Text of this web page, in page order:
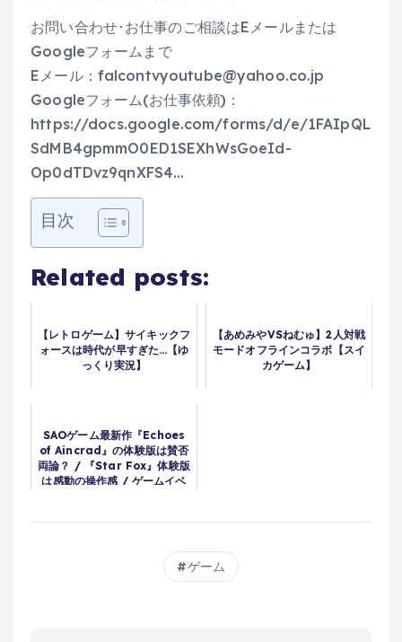
お問い合わせ･お仕事のご相談はEメールまたは
Googleフォームまで
Eメール：falcontvyoutube@yahoo.co.jp
Googleフォーム(お仕事依頼)：
https://docs.google.com/forms/d/e/1FAIpQL
SdMB4gpmmO0ED1SEXhWsGoeId-
Op0dTDvz9qnXFS4…
目次
Related posts:
【レトロゲーム】サイキックフ
ォースは時代が早すぎた…【ゆ
っくり実況】
【あめみやVSねむゅ】2人対戦
モードオフラインコラボ【スイ
カゲーム】
SAOゲーム最新作『Echoes
of Aincrad』の体験版は賛否
両論？ / 『Star Fox』体験版
は感動の操作感 / ゲームイベ
#124】
ゲーム